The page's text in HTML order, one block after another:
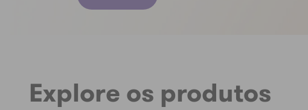
Explore os produtos